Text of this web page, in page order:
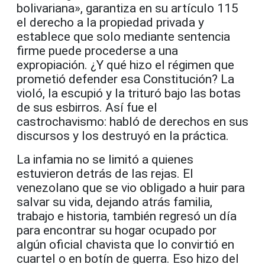
bolivariana», garantiza en su artículo 115
el derecho a la propiedad privada y
establece que solo mediante sentencia
firme puede procederse a una
expropiación. ¿Y qué hizo el régimen que
prometió defender esa Constitución? La
violó, la escupió y la trituró bajo las botas
de sus esbirros. Así fue el
castrochavismo: habló de derechos en sus
discursos y los destruyó en la práctica.
La infamia no se limitó a quienes
estuvieron detrás de las rejas. El
venezolano que se vio obligado a huir para
salvar su vida, dejando atrás familia,
trabajo e historia, también regresó un día
para encontrar su hogar ocupado por
algún oficial chavista que lo convirtió en
cuartel o en botín de guerra. Eso hizo del